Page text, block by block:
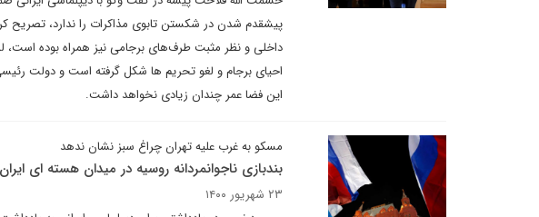
پیشقدم شدن در شکستن تابوی مذاکرات را ندارد، تصریح
داخلی و نظر مثبت طرف‌های برجامی نیز همراه بوده
احیای برجام و لغو تحریم ها شکل گرفته است و دولت
این فضا عمر چندان زیادی نخواهد داشت.
مسکو به غرب علیه تهران چراغ سبز نشان ندهد
بندبازی ناجوانمردانه روسیه در میدان هسته ای ایران
۲۳ شهریور ۱۴۰۰